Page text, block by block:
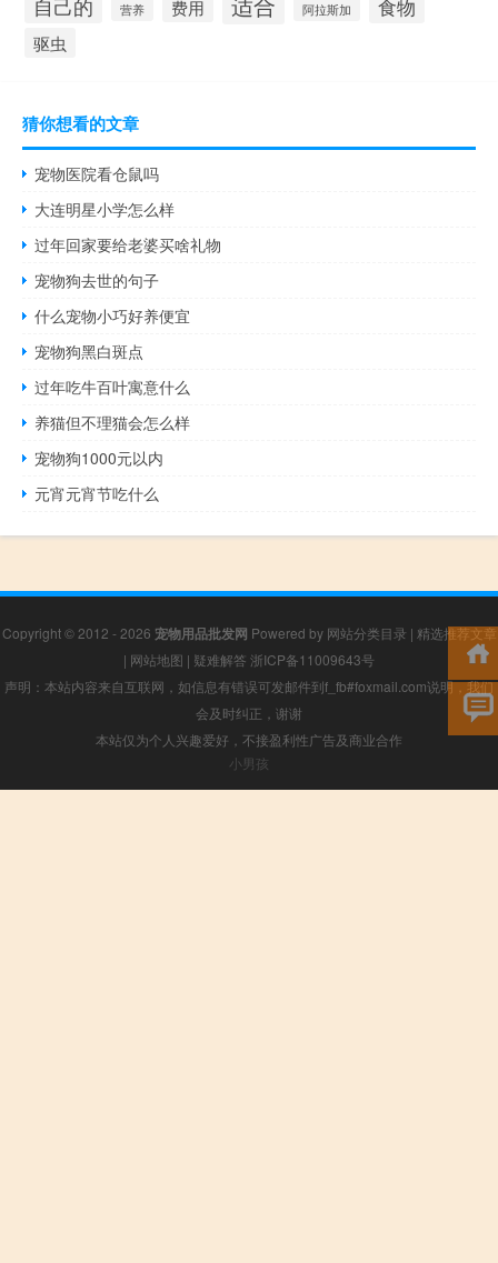
自己的 营养 费用 阿拉斯加 食物
驱虫
猜你想看的文章
宠物医院看仓鼠吗
大连明星小学怎么样
过年回家要给老婆买啥礼物
宠物狗去世的句子
什么宠物小巧好养便宜
宠物狗黑白斑点
过年吃牛百叶寓意什么
养猫但不理猫会怎么样
宠物狗1000元以内
元宵元宵节吃什么
Copyright © 2012 - 2026 宠物用品批发网 Powered by 网站分类目录 | 精选推荐文章
| 网站地图 | 疑难解答 浙ICP备11009643号
声明：本站内容来自互联网，如信息有错误可发邮件到f_fb#foxmail.com说明，我们
会及时纠正，谢谢
本站仅为个人兴趣爱好，不接盈利性广告及商业合作
小男孩